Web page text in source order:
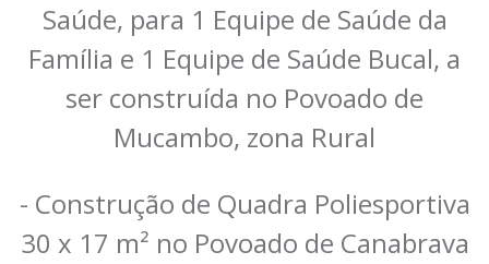
Saúde, para 1 Equipe de Saúde da
Família e 1 Equipe de Saúde Bucal, a
ser construída no Povoado de
Mucambo, zona Rural
- Construção de Quadra Poliesportiva
30 x 17 m² no Povoado de Canabrava